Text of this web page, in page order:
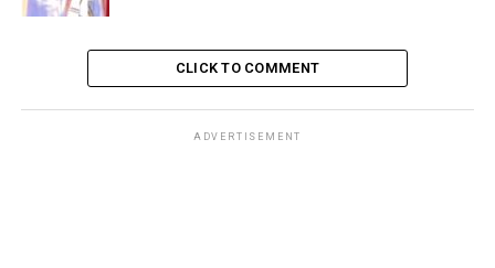
CLICK TO COMMENT
ADVERTISEMENT